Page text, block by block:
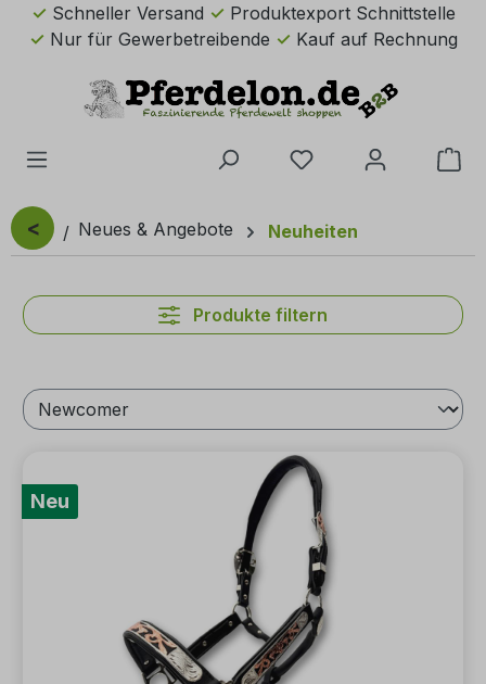
Zum Hauptinhalt springen
Schneller Versand
Produktexport Schnittstelle
Nur für Gewerbetreibende
Kauf auf Rechnung
Du hast 0 Produkte
< Neues & Angebote Neuheiten
Produkte filtern
Neu